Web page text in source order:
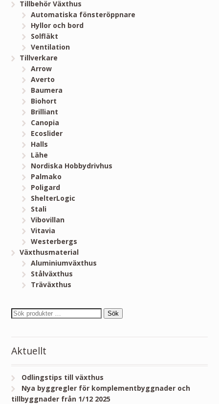
Tillbehör Växthus
Automatiska fönsteröppnare
Hyllor och bord
Solfläkt
Ventilation
Tillverkare
Arrow
Averto
Baumera
Biohort
Brilliant
Canopia
Ecoslider
Halls
Lähe
Nordiska Hobbydrivhus
Palmako
Poligard
ShelterLogic
Stali
Vibovillan
Vitavia
Westerbergs
Växthusmaterial
Aluminiumväxthus
Stålväxthus
Träväxthus
Sök
Aktuellt
Odlingstips till växthus
Nya byggregler för komplementbyggnader och
tillbyggnader från 1/12 2025